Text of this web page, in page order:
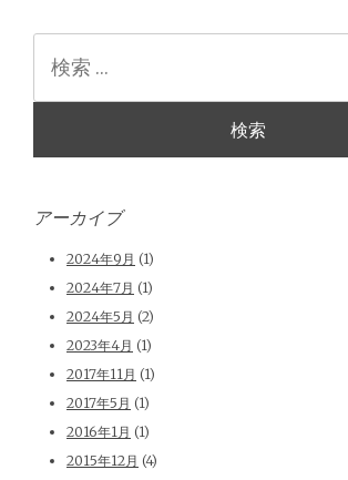
アーカイブ
2024年9月 (1)
2024年7月 (1)
2024年5月 (2)
2023年4月 (1)
2017年11月 (1)
2017年5月 (1)
2016年1月 (1)
2015年12月 (4)